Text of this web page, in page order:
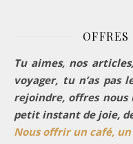
Tu aimes, nos
voyager, tu n’as pas
rejoindre, offres nous
petit instant de joie,
Nous offrir un café, un